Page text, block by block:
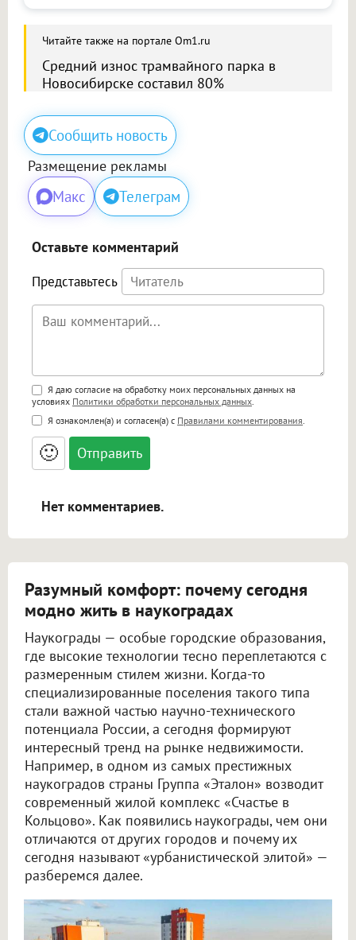
Читайте также на портале Om1.ru
Средний износ трамвайного парка в
Новосибирске составил 80%
Сообщить новость
Размещение рекламы
Макс Телеграм
Оставьте комментарий
Представьтесь
Поддержка HTML
<b>, <strong>, <u>, <i>, <em>, <s>, <big>,
<small>, <sup>, <sub>, <pre>, <ul>, <ol>, <li>,
<blockquote>, <code> экранирует HTML,
адреса URL автоматически становятся
ссылками, и [img]адрес[/img] будет
Я даю согласие на обработку моих персональных данных на
условиях Политики обработки персональных данных
Я ознакомлен(а) и согласен(а) с Правилами комментирования
🙂
Нет комментариев.
Разумный комфорт: почему сегодня
модно жить в наукоградах
Наукограды — особые городские образования,
где высокие технологии тесно переплетаются с
размеренным стилем жизни. Когда-то
специализированные поселения такого типа
стали важной частью научно-технического
потенциала России, а сегодня формируют
интересный тренд на рынке недвижимости.
Например, в одном из самых престижных
наукоградов страны Группа «Эталон» возводит
современный жилой комплекс «Счастье в
Кольцово». Как появились наукограды, чем они
отличаются от других городов и почему их
сегодня называют «урбанистической элитой» —
разберемся далее.